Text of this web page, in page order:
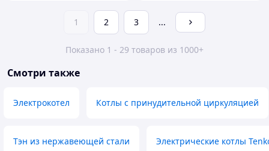
1 2 3 ...
Показано 1 - 29 товаров из 1000+
Смотри также
Электрокотел Котлы с принудительной циркуляцией
Тэн из нержавеющей стали Электрические котлы